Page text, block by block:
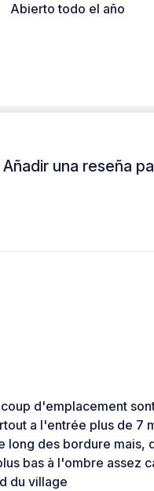
Abierto todo el año
Añadir una reseña
d'emplacement
a l'entrée plus de 7
long des bordure mais,
bas à l'ombre assez
du village